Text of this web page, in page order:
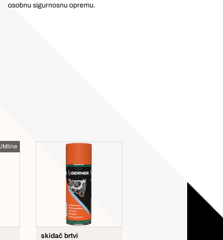
osobnu sigurnosnu opremu.
skidač brtvi